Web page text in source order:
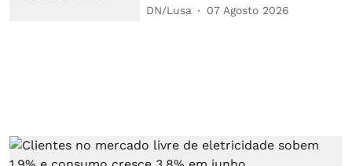
DN/Lusa 07 Agosto 2026